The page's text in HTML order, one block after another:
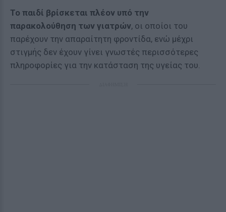
Το παιδί βρίσκεται πλέον υπό την
παρακολούθηση των γιατρών, οι οποίοι του
παρέχουν την απαραίτητη φροντίδα, ενώ μέχρι
στιγμής δεν έχουν γίνει γνωστές περισσότερες
πληροφορίες για την κατάσταση της υγείας του.